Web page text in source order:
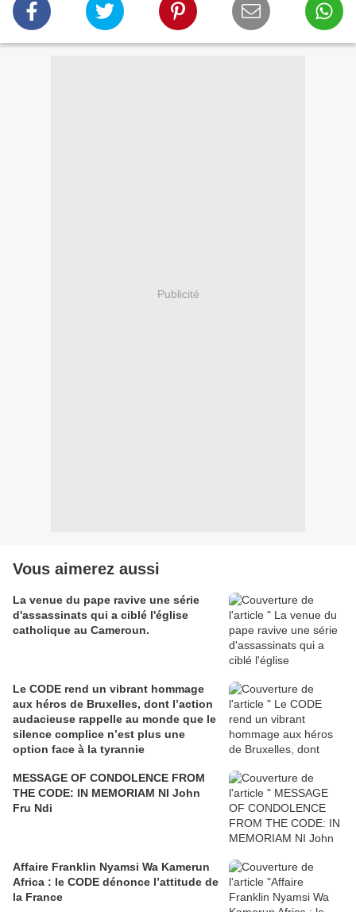
Publicité
Vous aimerez aussi
La venue du pape ravive une série
d'assassinats qui a ciblé l'église
catholique au Cameroun.
Le CODE rend un vibrant hommage
aux héros de Bruxelles, dont l’action
audacieuse rappelle au monde que le
silence complice n’est plus une
option face à la tyrannie
MESSAGE OF CONDOLENCE FROM
THE CODE: IN MEMORIAM NI John
Fru Ndi
Affaire Franklin Nyamsi Wa Kamerun
Africa : le CODE dénonce l’attitude de
la France